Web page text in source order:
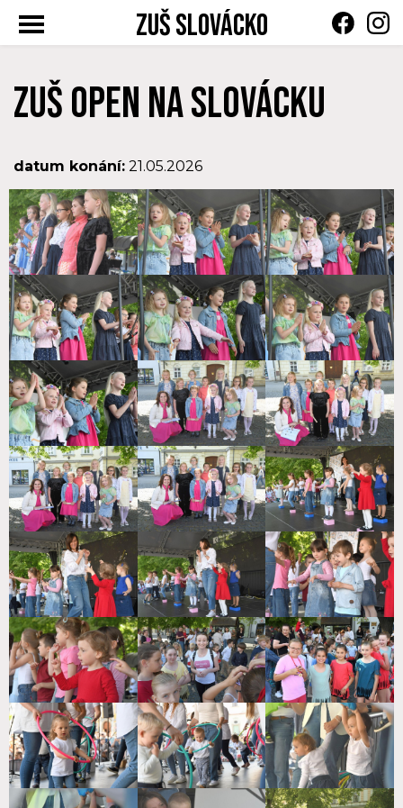
Toggle
ZUŠ Slovácko
ZUŠ OPEN NA SLOVÁCKU
datum konání: 21.05.2026